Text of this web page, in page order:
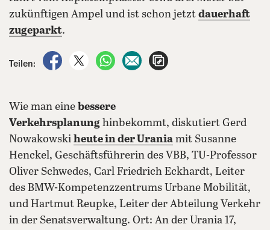
zukünftigen Ampel und ist schon jetzt dauerhaft
zugeparkt.
Teilen:
auf Facebook teilen
auf X teilenper WhatsApp teilen
per E-Mail teilen
Wie man eine bessere
Verkehrsplanung hinbekommt, diskutiert Gerd
Nowakowski heute in der Urania mit Susanne
Henckel, Geschäftsführerin des VBB, TU-Professor
Oliver Schwedes, Carl Friedrich Eckhardt, Leiter
des BMW-Kompetenzzentrums Urbane Mobilität,
und Hartmut Reupke, Leiter der Abteilung Verkehr
in der Senatsverwaltung. Ort: An der Urania 17,